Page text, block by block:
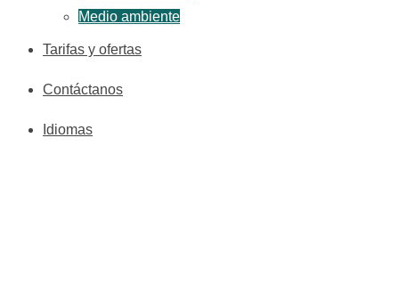
Medio ambiente
Tarifas y ofertas
Contáctanos
Idiomas